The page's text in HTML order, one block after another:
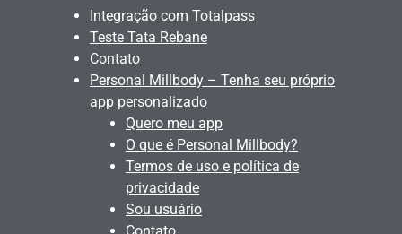
Integração com Totalpass
Teste Tata Rebane
Contato
Personal Millbody – Tenha seu próprio
app personalizado
Quero meu app
O que é Personal Millbody?
Termos de uso e política de
privacidade
Sou usuário